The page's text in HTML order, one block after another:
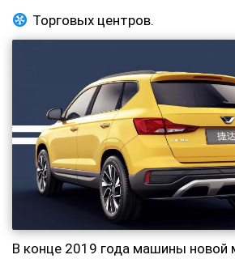
Торговых центров.
В конце 2019 года машины новой